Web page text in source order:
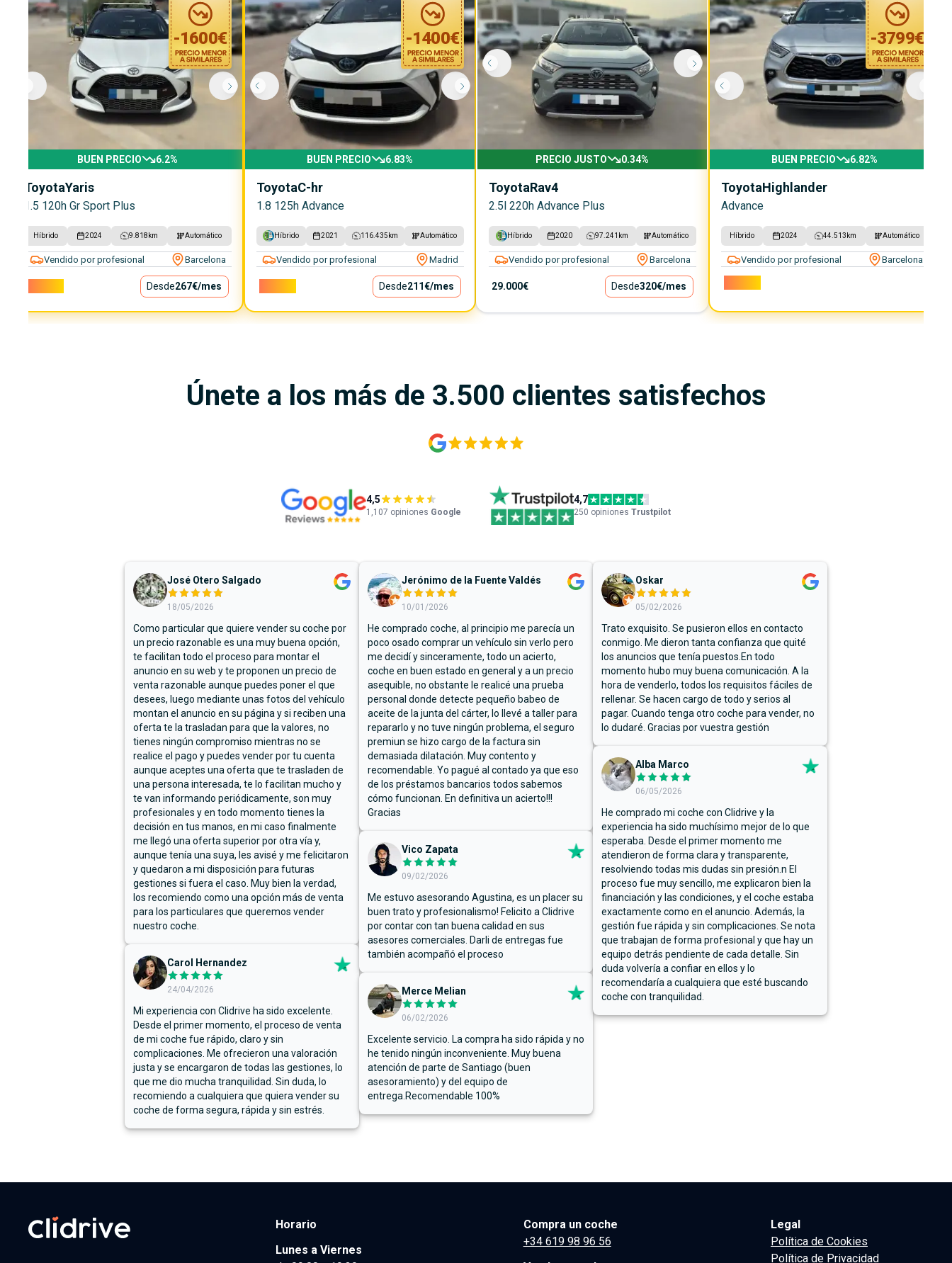
-1600€
BUEN PRECIO 6.2%
ToyotaYaris
1.5 120h Gr Sport Plus
Híbrido 2024 9.818 km Automático
Vendido por profesional Barcelona
Desde267€/mes
-1400€
BUEN PRECIO 6.83%
ToyotaC-hr
1.8 125h Advance
Híbrido 2021 116.435 km Automático
Vendido por profesional Madrid
Desde211€/mes
PRECIO JUSTO 0.34%
ToyotaRav4
2.5l 220h Advance Plus
Híbrido 2020 97.241 km Automático
Vendido por profesional Barcelona
29.000€ Desde320€/mes
-3799€
BUEN PRECIO 6.82%
ToyotaHighlander
Advance
Híbrido 2024 44.513 km Automático
Vendido por profesional Barcelona
Únete a los más de 3.500 clientes satisfechos
4,5
1,107 opiniones Google
4,7
250 opiniones Trustpilot
José Otero Salgado
18/05/2026
Como particular que quiere vender su coche por
un precio razonable es una muy buena opción,
te facilitan todo el proceso para montar el
anuncio en su web y te proponen un precio de
venta razonable aunque puedes poner el que
desees, luego mediante unas fotos del vehículo
montan el anuncio en su página y si reciben una
oferta te la trasladan para que la valores, no
tienes ningún compromiso mientras no se
realice el pago y puedes vender por tu cuenta
aunque aceptes una oferta que te trasladen de
una persona interesada, te lo facilitan mucho y
te van informando periódicamente, son muy
profesionales y en todo momento tienes la
decisión en tus manos, en mi caso finalmente
me llegó una oferta superior por otra vía y,
aunque tenía una suya, les avisé y me felicitaron
y quedaron a mi disposición para futuras
gestiones si fuera el caso. Muy bien la verdad,
los recomiendo como una opción más de venta
para los particulares que queremos vender
nuestro coche.
Carol Hernandez
24/04/2026
Mi experiencia con Clidrive ha sido excelente.
Desde el primer momento, el proceso de venta
de mi coche fue rápido, claro y sin
complicaciones. Me ofrecieron una valoración
justa y se encargaron de todas las gestiones, lo
que me dio mucha tranquilidad. Sin duda, lo
recomiendo a cualquiera que quiera vender su
coche de forma segura, rápida y sin estrés.
Jerónimo de la Fuente Valdés
10/01/2026
He comprado coche, al principio me parecía un
poco osado comprar un vehículo sin verlo pero
me decidí y sinceramente, todo un acierto,
coche en buen estado en general y a un precio
asequible, no obstante le realicé una prueba
personal donde detecte pequeño babeo de
aceite de la junta del cárter, lo llevé a taller para
repararlo y no tuve ningún problema, el seguro
premiun se hizo cargo de la factura sin
demasiada dilatación. Muy contento y
recomendable. Yo pagué al contado ya que eso
de los préstamos bancarios todos sabemos
cómo funcionan. En definitiva un acierto!!!
Gracias
Vico Zapata
09/02/2026
Me estuvo asesorando Agustina, es un placer su
buen trato y profesionalismo! Felicito a Clidrive
por contar con tan buena calidad en sus
asesores comerciales. Darli de entregas fue
también acompañó el proceso
Merce Melian
06/02/2026
Excelente servicio. La compra ha sido rápida y no
he tenido ningún inconveniente. Muy buena
atención de parte de Santiago (buen
asesoramiento) y del equipo de
entrega.Recomendable 100%
Oskar
05/02/2026
Trato exquisito. Se pusieron ellos en contacto
conmigo. Me dieron tanta confianza que quité
los anuncios que tenía puestos.En todo
momento hubo muy buena comunicación. A la
hora de venderlo, todos los requisitos fáciles de
rellenar. Se hacen cargo de todo y serios al
pagar. Cuando tenga otro coche para vender, no
lo dudaré. Gracias por vuestra gestión
Alba Marco
06/05/2026
He comprado mi coche con Clidrive y la
experiencia ha sido muchísimo mejor de lo que
esperaba. Desde el primer momento me
atendieron de forma clara y transparente,
resolviendo todas mis dudas sin presión.n El
proceso fue muy sencillo, me explicaron bien la
financiación y las condiciones, y el coche estaba
exactamente como en el anuncio. Además, la
gestión fue rápida y sin complicaciones. Se nota
que trabajan de forma profesional y que hay un
equipo detrás pendiente de cada detalle. Sin
duda volvería a confiar en ellos y lo
recomendaría a cualquiera que esté buscando
coche con tranquilidad.
Horario
Lunes a Viernes
Compra un coche
+34 619 98 96 56
Legal
Política de Cookies
Política de Privacidad